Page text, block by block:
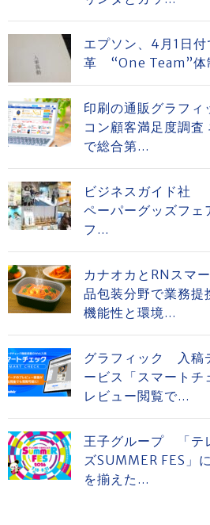
エプソン、4月1日
革 “One Team”体
印刷の通販グラフ
コン顧客満足度調査
で総合第...
ビジネスガイド社
ペーパーグッズフ
フ...
カナオカとRNスマ
品包装分野で業務
機能性と環境...
グラフィック 入稿
ービス「スマート
レビュー閲覧で...
王子グループ 「テ
ズSUMMER FES」
を揃えた...